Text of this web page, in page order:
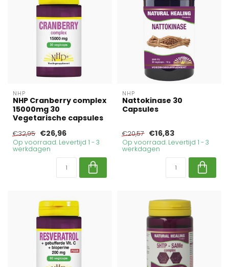
NHP
NHP Cranberry complex
15000mg 30
Vegetarische capsules
€32,95 €26,96
Op voorraad. Levertijd 1 - 3
werkdagen
NHP
Nattokinase 30
Capsules
€20,57 €16,83
Op voorraad. Levertijd 1 - 3
werkdagen